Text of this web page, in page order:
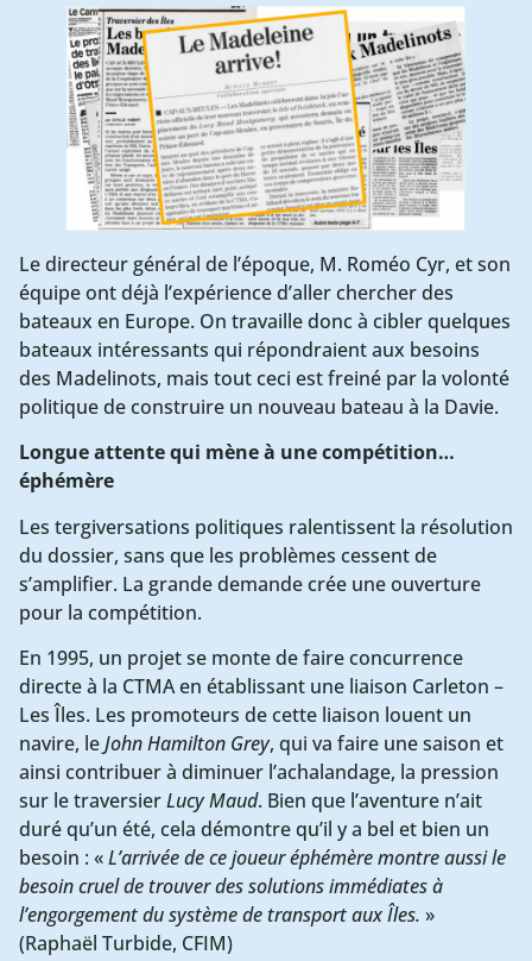
Le directeur général de l’époque, M. Roméo Cyr, et son
équipe ont déjà l’expérience d’aller chercher des
bateaux en Europe. On travaille donc à cibler quelques
bateaux intéressants qui répondraient aux besoins
des Madelinots, mais tout ceci est freiné par la volonté
politique de construire un nouveau bateau à la Davie.
Longue attente qui mène à une compétition…
éphémère
Les tergiversations politiques ralentissent la résolution
du dossier, sans que les problèmes cessent de
s’amplifier. La grande demande crée une ouverture
pour la compétition.
En 1995, un projet se monte de faire concurrence
directe à la CTMA en établissant une liaison Carleton –
Les Îles. Les promoteurs de cette liaison louent un
navire, leJohn Hamilton Grey, qui va faire une saison et
ainsi contribuer à diminuer l’achalandage, la pression
sur le traversierLucy Maud. Bien que l’aventure n’ait
duré qu’un été, cela démontre qu’il y a bel et bien un
besoin : «L’arrivée de ce joueur éphémère montre aussi le
besoin cruel de trouver des solutions immédiates à
l’engorgement du système de transport aux Îles. »
(Raphaël Turbide, CFIM)